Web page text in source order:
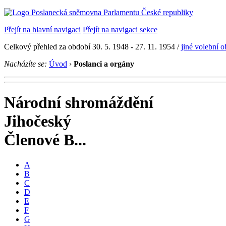
Přejít na hlavní navigaci Přejít na navigaci sekce
Celkový přehled za období 30. 5. 1948 - 27. 11. 1954 /jiné volební
Nacházíte se: Úvod › Poslanci a orgány
Národní shromáždění
Jihočeský
Členové B...
A
B
C
D
E
F
G